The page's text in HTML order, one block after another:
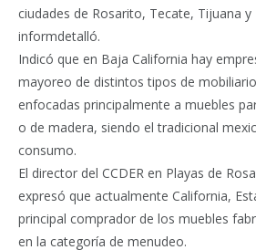
ciudades de Rosarito, Tecate, Tijuana y
informdetalló.
Indicó que en Baja California hay
mayoreo de distintos tipos de
enfocadas principalmente a muebles
o de madera, siendo el tradicional
consumo.
El director del CCDER en Playas de
expresó que actualmente California,
principal comprador de los muebles
en la categoría de menudeo.